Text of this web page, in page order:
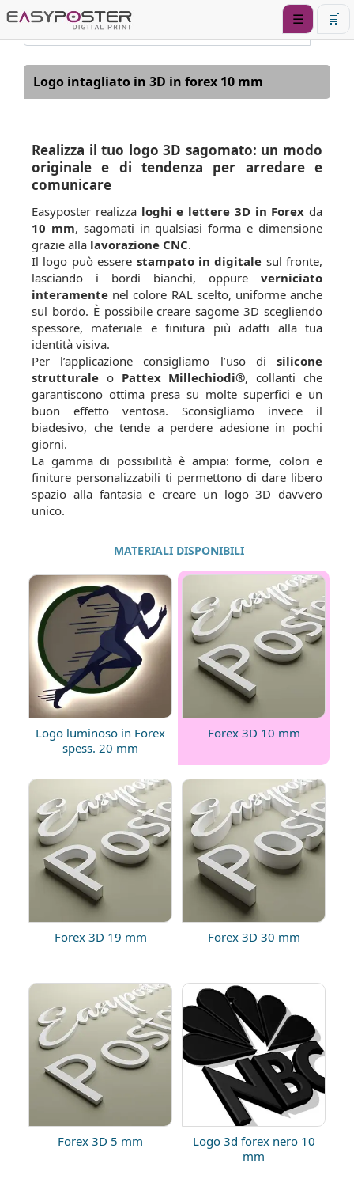
☰ 🛒
Logo intagliato in 3D in forex 10 mm
Realizza il tuo logo 3D sagomato: un modo
originale e di tendenza per arredare e
comunicare
Easyposter realizza loghi e lettere 3D in Forex da
10 mm, sagomati in qualsiasi forma e dimensione
grazie alla lavorazione CNC.
Il logo può essere stampato in digitale sul fronte,
lasciando i bordi bianchi, oppure verniciato
interamente nel colore RAL scelto, uniforme anche
sul bordo. È possibile creare sagome 3D scegliendo
spessore, materiale e finitura più adatti alla tua
identità visiva.
Per l’applicazione consigliamo l’uso di silicone
strutturale o Pattex Millechiodi®, collanti che
garantiscono ottima presa su molte superfici e un
buon effetto ventosa. Sconsigliamo invece il
biadesivo, che tende a perdere adesione in pochi
giorni.
La gamma di possibilità è ampia: forme, colori e
finiture personalizzabili ti permettono di dare libero
spazio alla fantasia e creare un logo 3D davvero
unico.
MATERIALI DISPONIBILI
Logo luminoso in Forex
spess. 20 mm
Forex 3D 10 mm
Forex 3D 19 mm Forex 3D 30 mm
Forex 3D 5 mm
Logo 3d forex nero 10
mm